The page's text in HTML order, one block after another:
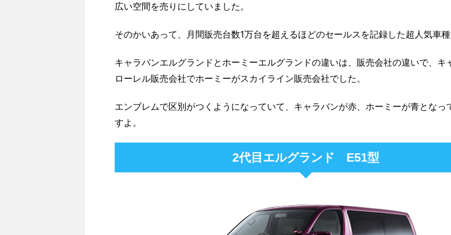
広い空間を売りにしていました。
そのかいあって、月間販売台数1万台を超えるほどのセールスを記録した超人気車
キャラバンエルグランドとホーミーエルグランドの違いは、販売会社の違いで、キ
ローレル販売会社でホーミーがスカイライン販売会社でした。
エンブレムで区別がつくようになっていて、キャラバンが赤、ホーミーが青となっ
すよ。
2代目エルグランド E51型